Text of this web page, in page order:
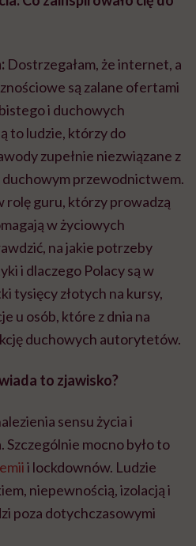
Dostrzegałam, że internet, a
są zalane ofertami
i duchowych
to ludzie, którzy do
zupełnie niezwiązane z
przewodnictwem.
rolę guru, którzy prowadzą
w życiowych
na jakie potrzeby
i dlaczego Polacy są w
tysięcy złotych na kursy,
u osób, które z dnia na
duchowych autorytetów.
to zjawisko?
sensu życia i
mocno było to
i lockdownów. Ludzie
niepewnością, izolacją i
poza dotychczasowymi